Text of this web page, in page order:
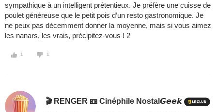
sympathique à un intelligent prétentieux. Je préfère une cuisse de
poulet généreuse que le petit pois d’un resto gastronomique. Je
ne peux pas décemment donner la moyenne, mais si vous aimez
les nanars, les vrais, précipitez-vous ! 2
1 1
🎬 RENGER 📼 Cinéphile Nostal𝙂𝙚𝙚𝙠